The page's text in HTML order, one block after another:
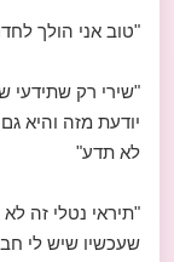
"טוב אני הולך
"שירי רק שתידעי
יודעת מזה והיא גם
לא תדע"
"תיראי נטלי זה
שעכשיו שיש לי